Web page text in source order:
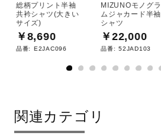
素材
中国製
総柄プリント半袖
共衿シャツ(大きい
サイズ)
￥8,690
品番: E2JAC096
MIZUNOモノグラ
ムジャカード半袖
シャツ
￥22,000
品番: 52JAD103
関連カテゴリ